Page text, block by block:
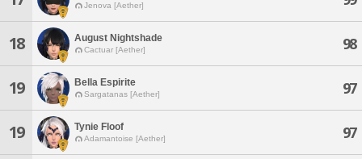
Jenova [Aether]
18 August Nightshade
Cactuar [Aether] 98
19 Bella Espirite
Sargatanas [Aether] 97
19 Tynie Floof
Adamantoise [Aether] 97